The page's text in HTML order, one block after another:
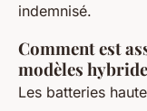
indemnisé.
Comment est
modèles
Les batteries